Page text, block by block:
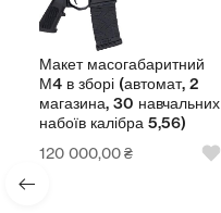
Макет масогабаритний
М4 в зборі (автомат, 2
магазина, 30 навчальних
набоїв калібра 5,56)
120 000,00₴